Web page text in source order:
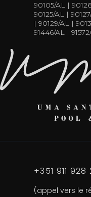
90105/AL |
90125/AL |
| 90129/AL |
91446/AL |
+351 911 928
(appel vers le